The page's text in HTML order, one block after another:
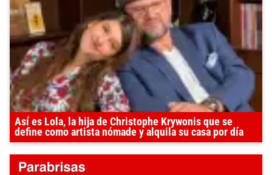
Así es Lola, la hija de Christophe Krywonis que se
define como artista nómade y alquila su casa por día